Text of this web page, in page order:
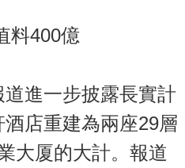
料400億
進一步披露長實計
店重建為兩座29層
大厦的大計。報道